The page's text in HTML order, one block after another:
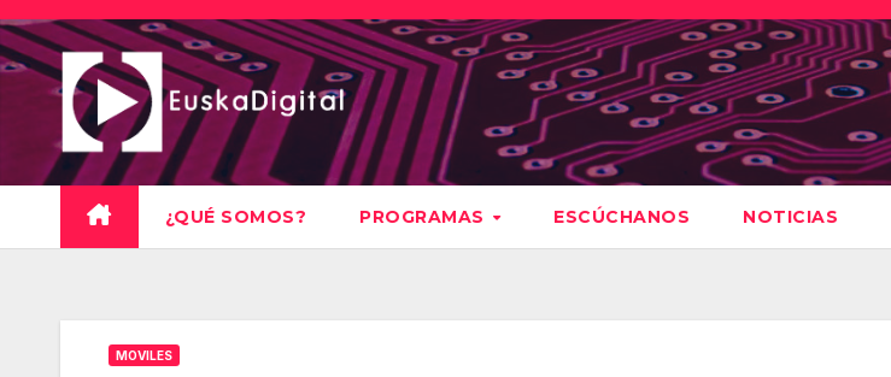
Saltar
al
contenido
¿QUÉ SOMOS? PROGRAMAS ESCÚCHANOS NOTICIAS
MOVILES